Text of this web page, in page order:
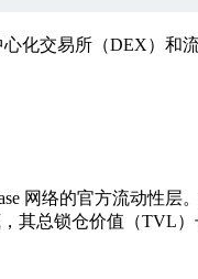
心化交易所（DEX）
网络的官方流动性层
其总锁仓价值（TVL